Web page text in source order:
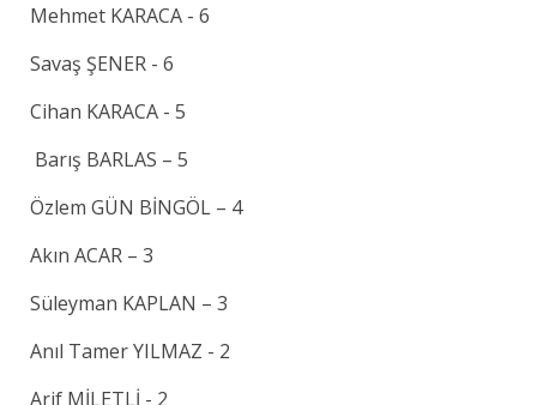
Mehmet KARACA - 6
Savaş ŞENER - 6
Cihan KARACA - 5
Barış BARLAS – 5
Özlem GÜN BİNGÖL – 4
Akın ACAR – 3
Süleyman KAPLAN – 3
Anıl Tamer YILMAZ - 2
Arif MİLETLİ - 2